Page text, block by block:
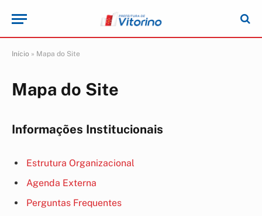
Início » Mapa do Site
Mapa do Site
Informações Institucionais
Estrutura Organizacional
Agenda Externa
Perguntas Frequentes